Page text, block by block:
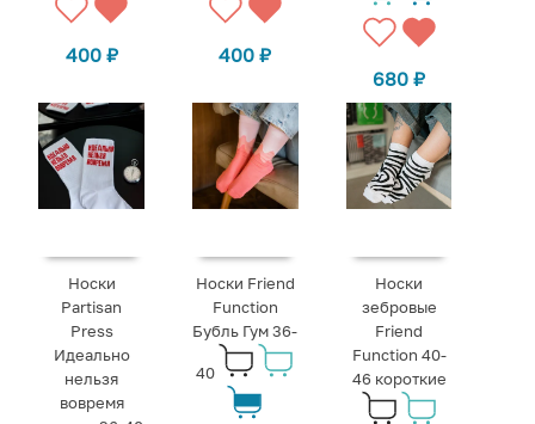
400 ₽ 400₽
680₽
Носки
Partisan
Press
Идеально
нельзя
вовремя
Носки Friend
Function
Бубль Гум 36-
40
Носки
зебровые
Friend
Function 40-
46 короткие